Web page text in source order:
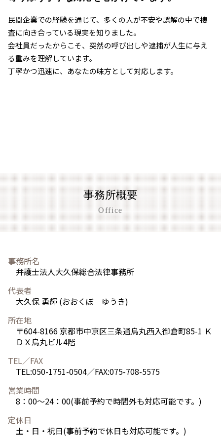
民間企業での経験を通じて、多くの人が不安や誤解の中で捜
査に向き合っている現実を知りました。
会社員だったからこそ、突然の呼び出しや逮捕が人生に与え
る重みを理解しています。
丁寧かつ迅速に、あなたの味方として対応します。
事務所概要
Office
事務所名
弁護士法人大久保総合法律事務所
代表者
大久保 勇輝 (おおくぼ ゆうき)
所在地
〒604-8166 京都市中京区三条通烏丸西入御倉町85-1 Ｋ
ＤＸ烏丸ビル4階
TEL／FAX
TEL:050-1751-0504／FAX:075-708-5575
営業時間
8：00～24：00(事前予約で時間外も対応可能です。)
定休日
土・日・祝日(事前予約で休日も対応可能です。)